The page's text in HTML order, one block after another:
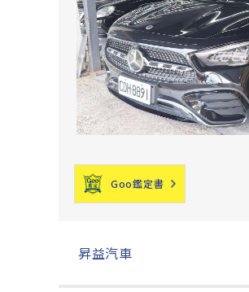
Goo鑑定書
昇益汽車